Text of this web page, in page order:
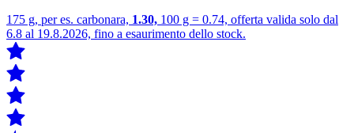
175 g, per es. carbonara, 1.30, 100 g = 0.74, offerta valida solo dal
6.8 al 19.8.2026, fino a esaurimento dello stock.